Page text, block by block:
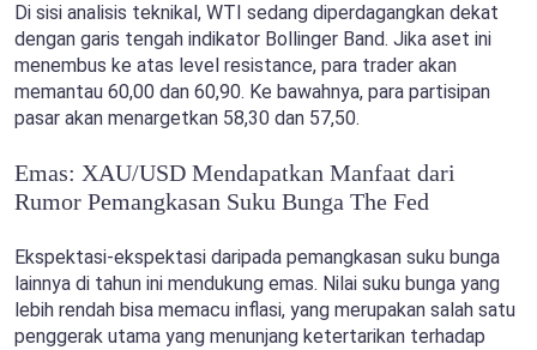
Di sisi analisis teknikal, WTI sedang diperdagangkan dekat
dengan garis tengah indikator Bollinger Band. Jika aset ini
menembus ke atas level resistance, para trader akan
memantau 60,00 dan 60,90. Ke bawahnya, para partisipan
pasar akan menargetkan 58,30 dan 57,50.
Emas: XAU/USD Mendapatkan Manfaat dari
Rumor Pemangkasan Suku Bunga The Fed
Ekspektasi-ekspektasi daripada pemangkasan suku bunga
lainnya di tahun ini mendukung emas. Nilai suku bunga yang
lebih rendah bisa memacu inflasi, yang merupakan salah satu
penggerak utama yang menunjang ketertarikan terhadap